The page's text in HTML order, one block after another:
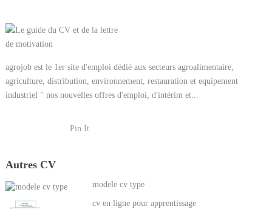
agrojob est le 1er site d'emploi dédié aux secteurs agroalimentaire,
agriculture, distribution, environnement, restauration et equipement
industriel " nos nouvelles offres d'emploi, d'intérim et...
Pin It
Autres CV
modele cv type
cv en ligne pour apprentissage